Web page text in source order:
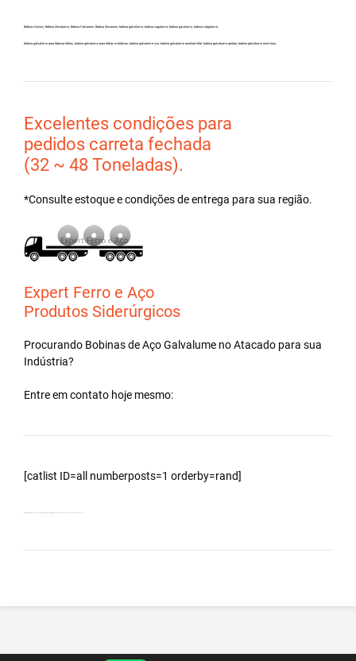
Bobina Aluzinc, Bobina Zincalume, Bobina Galvanew, Bobina Zincanew, bobina galvolume, bobina vagalume, bobina gavolume, bobina valgalume,
bobina galvalume para fabricar telhas, bobina galvalume para telhas metálicas, bobina galvalume csn, bobina galvalume arcelormittal, bobina galvalume gerdau, bobina galvalume usiminas,
Excelentes condições para
pedidos carreta fechada
(32 ~ 48 Toneladas).
*Consulte estoque e condições de entrega para sua região.
Expert Ferro e Aço
Produtos Siderúrgicos
Procurando Bobinas deAço Galvalume noAtacado para sua
Indústria?
Entre em contato hoje mesmo:
[catlist ID=all numberposts=1 orderby=rand]